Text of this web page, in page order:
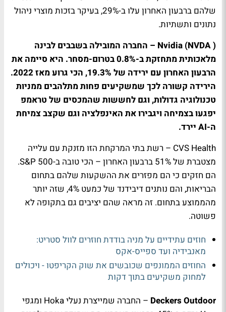
שלהם ברבעון האחרון עלו ב-29%, בעיקר בזכות מוצרי ניהול
נתונים ותשתיות.
Nvidia (NVDA
) – החברה המובילה בשבבים לבינה
מלאכותית מתחזקת ב-0.8% בטרום-מסחר. היא סיימה את
הרבעון האחרון עם ירידה של 19.3%, הכי גרוע מאז 2022.
הירידה קשורה לכך שמשקיעים פחות מתלהבים ממניות
טכנולוגיה גדולות, וגם לחששות שהמכסים של טראמפ
יפגעו בצמיחה ויגבירו את האינפלציה וגם שקצב צמיחת
ה-AI יירד.
CVS Health – רשת בתי המרקחת הזו מזנקת עם עלייה
מצטברת של 51% ברבעון האחרון – הכי טובה ב-S&P 500.
הם חזקים כי הם מפזרים את ההשקעות שלהם בתחום
הבריאות, והם נותנים דיבידנד של כמעט 4%, שזה יותר
מהממוצע בתחום. זה מראה שהם יציבים גם בתקופה לא
פשוטה.
חוזים עתידיים על מניה בודדת חוזרים לוול סטריט:
מאנבידיה ועד ספייס-אקס
החוזים הממונפים שכובשים את שוק הקריפטו - ויכולים
למחוק משקיעים בתוך דקות
Deckers Outdoor
– החברה שמייצרת נעלי Hoka ומגפי